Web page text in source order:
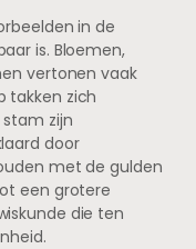
in de
is. Bloemen,
vertonen vaak
takken zich
zijn
door
met de gulden
een grotere
die ten